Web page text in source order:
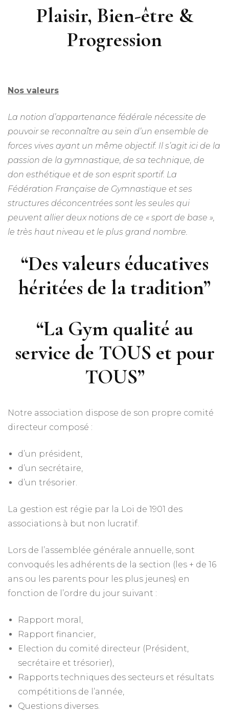
Plaisir, Bien-être &
Progression
Nos valeurs
La notion d’appartenance fédérale nécessite de
pouvoir se reconnaître au sein d’un ensemble de
forces vives ayant un même objectif. Il s’agit ici de la
passion de la gymnastique, de sa technique, de
don esthétique et de son esprit sportif. La
Fédération Française de Gymnastique et ses
structures déconcentrées sont les seules qui
peuvent allier deux notions de ce « sport de base »,
le très haut niveau et le plus grand nombre.
“Des valeurs éducatives
héritées de la tradition”
“La Gym qualité au
service de TOUS et pour
TOUS”
Notre association dispose de son propre comité
directeur composé :
d’un président,
d’un secrétaire,
d’un trésorier.
La gestion est régie par la Loi de 1901 des
associations à but non lucratif.
Lors de l’assemblée générale annuelle, sont
convoqués les adhérents de la section (les + de 16
ans ou les parents pour les plus jeunes) en
fonction de l’ordre du jour suivant :
Rapport moral,
Rapport financier,
Election du comité directeur (Président,
secrétaire et trésorier),
Rapports techniques des secteurs et résultats
compétitions de l’année,
Questions diverses.